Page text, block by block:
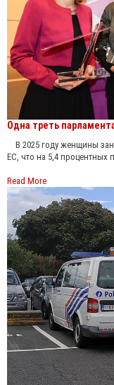
Одна треть
В 2025 году женщины
ЕС, что на 5,4 процентных
Read More